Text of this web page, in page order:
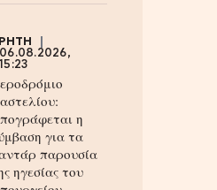
06.08.2026,
15:23
η
για τα
παρουσία
ηγεσίας του